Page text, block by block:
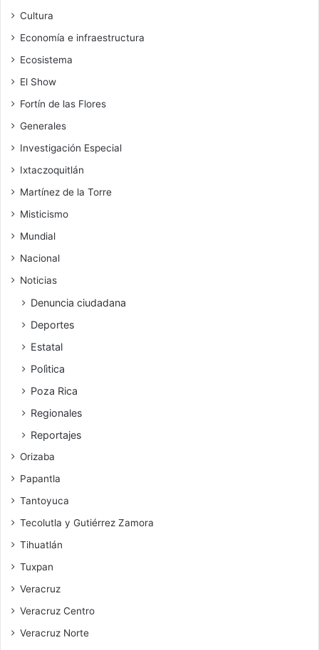
Cultura
Economía e infraestructura
Ecosistema
El Show
Fortín de las Flores
Generales
Investigación Especial
Ixtaczoquitlán
Martínez de la Torre
Misticismo
Mundial
Nacional
Noticias
Denuncia ciudadana
Deportes
Estatal
Polìtica
Poza Rica
Regionales
Reportajes
Orizaba
Papantla
Tantoyuca
Tecolutla y Gutiérrez Zamora
Tihuatlán
Tuxpan
Veracruz
Veracruz Centro
Veracruz Norte